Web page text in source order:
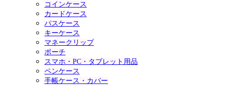
コインケース
カードケース
パスケース
キーケース
マネークリップ
ポーチ
スマホ・PC・タブレット用品
ペンケース
手帳ケース・カバー